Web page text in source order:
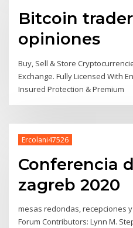
Bitcoin
opiniones
Buy, Sell & Store
Exchange. Fully Licensed With
Insured Protection & Premium
Ercolani47526
Conferencia
zagreb 2020
mesas redondas, recepciones y
Forum Contributors: Lynn M.